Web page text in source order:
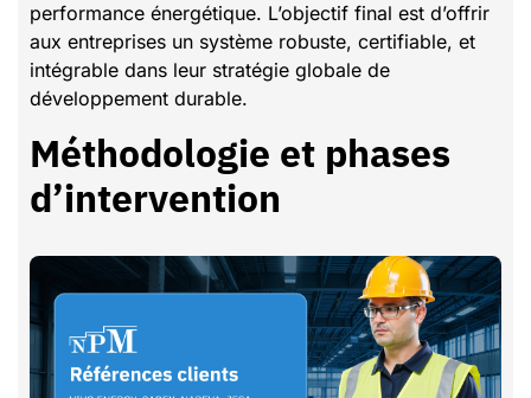
performance énergétique. L’objectif final est d’offrir
aux entreprises un système robuste, certifiable, et
intégrable dans leur stratégie globale de
développement durable.
Méthodologie et phases
d’intervention